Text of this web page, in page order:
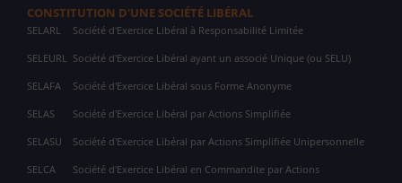
CONSTITUTION D'UNE SOCIÉTÉ LIBÉRAL
SELARL Société d'Exercice Libéral à Responsabilité Limitée
SELEURL Société d'Exercice Libéral ayant un associé Unique (ou SELU)
SELAFA Société d'Exercice Libéral sous Forme Anonyme
SELAS Société d'Exercice Libéral par Actions Simplifiée
SELASU Société d'Exercice Libéral par Actions Simplifiée Unipersonnelle
SELCA Société d'Exercice Libéral en Commandite par Actions